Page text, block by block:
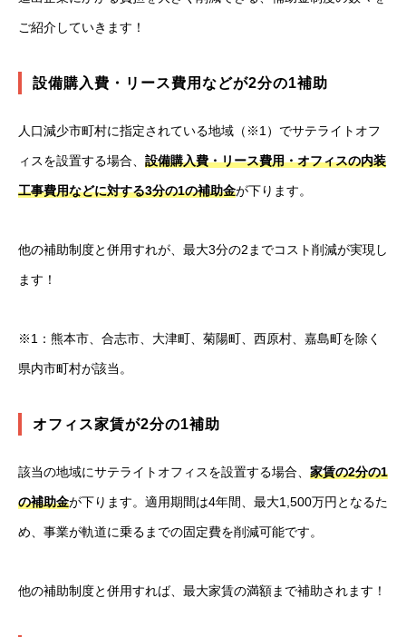
ご紹介していきます！
設備購入費・リース費用などが2分の1補助
人口減少市町村に指定されている地域（※1）でサテライトオフ
ィスを設置する場合、 設備購入費・リース費用・オフィスの内装
工事費用などに対する3分の1の補助金が下ります。
他の補助制度と併用すれが、最大3分の2までコスト削減が実現し
ます！
※1：熊本市、合志市、大津町、菊陽町、西原村、嘉島町を除く
県内市町村が該当。
オフィス家賃が2分の1補助
該当の地域にサテライトオフィスを設置する場合、 家賃の2分の1
の補助金が下ります。適用期間は4年間、最大1,500万円となるた
め、事業が軌道に乗るまでの固定費を削減可能です。
他の補助制度と併用すれば、最大家賃の満額まで補助されます！